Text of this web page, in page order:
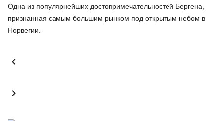
Одна из популярнейших достопримечательностей Бергена,
признанная самым большим рынком под открытым небом в
Норвегии.

